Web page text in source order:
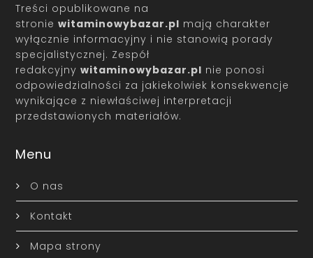
Treści opublikowane na
stroniewitaminowybazar.pl mają charakter
wyłącznie informacyjny i nie stanowią porady
specjalistycznej. Zespół
redakcyjnywitaminowybazar.pl nie ponosi
odpowiedzialności za jakiekolwiek konsekwencje
wynikające z niewłaściwej interpretacji
przedstawionych materiałów.
Menu
O nas
Kontakt
Mapa strony